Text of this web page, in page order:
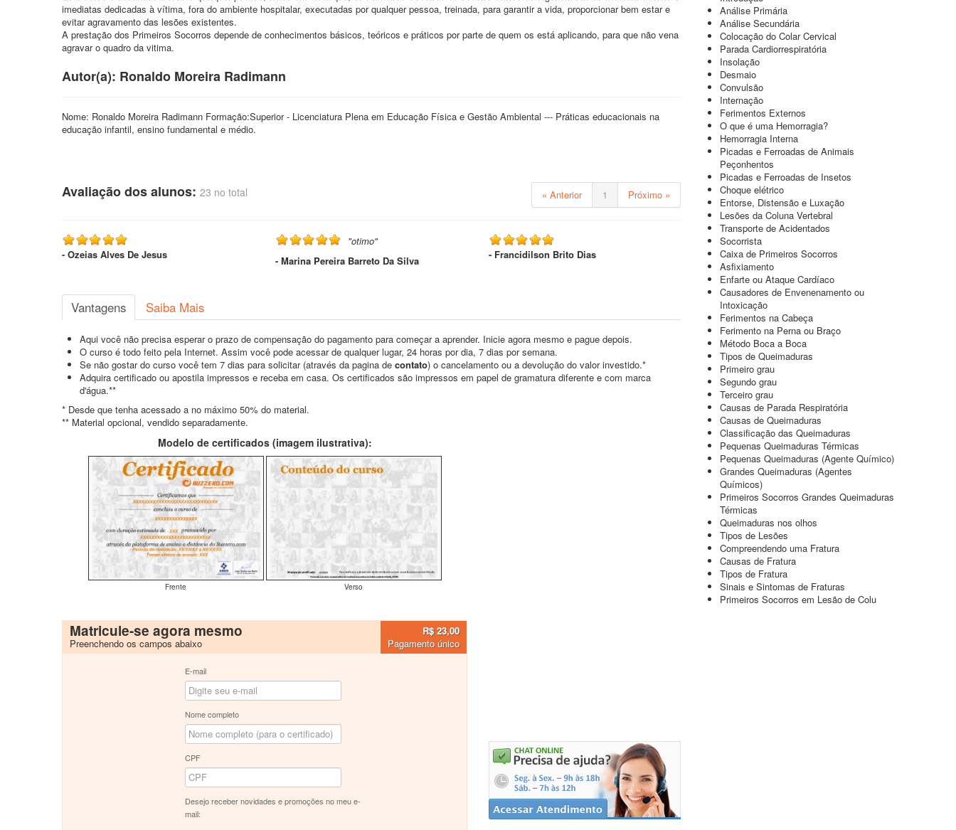
imediatas dedicadas à vítima, fora do ambiente hospitalar, executadas por qualquer pessoa, treinada, para garantir a vida, proporcionar bem estar e
evitar agravamento das lesões existentes.
A prestação dos Primeiros Socorros depende de conhecimentos básicos, teóricos e práticos por parte de quem os está aplicando, para que não vena
agravar o quadro da vitima.
Autor(a): Ronaldo Moreira Radimann
Nome: Ronaldo Moreira Radimann Formação:Superior - Licenciatura Plena em Educação Física e Gestão Ambiental --- Práticas educacionais na
educação infantil, ensino fundamental e médio.
Avaliação dos alunos: 23 no total « Anterior 1 Próximo »
- Ozeias Alves De Jesus
"otimo"
- Marina Pereira Barreto Da Silva
- Francidilson Brito Dias
Vantagens Saiba Mais
Aqui você não precisa esperar o prazo de compensação do pagamento para começar a aprender. Inicie agora mesmo e pague depois.
O curso é todo feito pela Internet. Assim você pode acessar de qualquer lugar, 24 horas por dia, 7 dias por semana.
Se não gostar do curso você tem 7 dias para solicitar (através da pagina de contato) o cancelamento ou a devolução do valor investido.*
Adquira certificado ou apostila impressos e receba em casa. Os certificados são impressos em papel de gramatura diferente e com marca
d'água.**
* Desde que tenha acessado a no máximo 50% do material.
** Material opcional, vendido separadamente.
Modelo de certificados (imagem ilustrativa):
Frente Verso
Matricule-se agora mesmo
Preenchendo os campos abaixo
R$ 23,00
Pagamento único
E-mail
Nome completo
CPF
Desejo receber novidades e promoções no meu e-
mail:
Análise Primária
Análise Secundária
Colocação do Colar Cervical
Parada Cardiorrespiratória
Insolação
Desmaio
Convulsão
Internação
Ferimentos Externos
O que é uma Hemorragia?
Hemorragia Interna
Picadas e Ferroadas de Animais
Peçonhentos
Picadas e Ferroadas de Insetos
Choque elétrico
Entorse, Distensão e Luxação
Lesões da Coluna Vertebral
Transporte de Acidentados
Socorrista
Caixa de Primeiros Socorros
Asfixiamento
Enfarte ou Ataque Cardíaco
Causadores de Envenenamento ou
Intoxicação
Ferimentos na Cabeça
Ferimento na Perna ou Braço
Método Boca a Boca
Tipos de Queimaduras
Primeiro grau
Segundo grau
Terceiro grau
Causas de Parada Respiratória
Causas de Queimaduras
Classificação das Queimaduras
Pequenas Queimaduras Térmicas
Pequenas Queimaduras (Agente Químico)
Grandes Queimaduras (Agentes
Químicos)
Primeiros Socorros Grandes Queimaduras
Térmicas
Queimaduras nos olhos
Tipos de Lesões
Compreendendo uma Fratura
Causas de Fratura
Tipos de Fratura
Sinais e Sintomas de Fraturas
Primeiros Socorros em Lesão de Colu